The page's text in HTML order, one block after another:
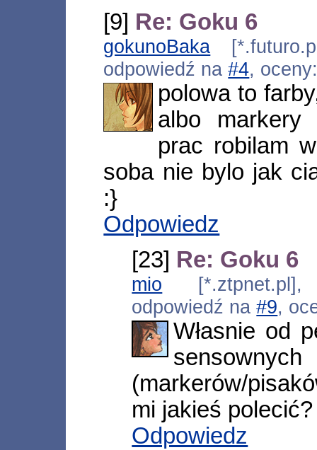
[9] Re: Goku 6
gokunoBaka
odpowiedź na#4,
polowa to
albo
prac robilam
soba nie bylo jak
:}
Odpowiedz
[23] Re: Goku 6
mio [*.ztpnet.pl],
odpowiedź na#9,
Własnie od
(markerów/
mi jakieś polecić?
Odpowiedz